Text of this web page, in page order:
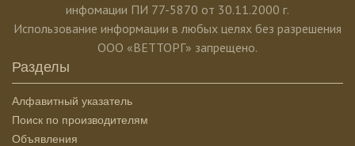
инфомации ПИ 77-5870 от 30.11.2000 г.
Использование информации в любых целях без разрешения
ООО «ВЕТТОРГ» запрещено.
Разделы
Алфавитный указатель
Поиск по производителям
Объявления